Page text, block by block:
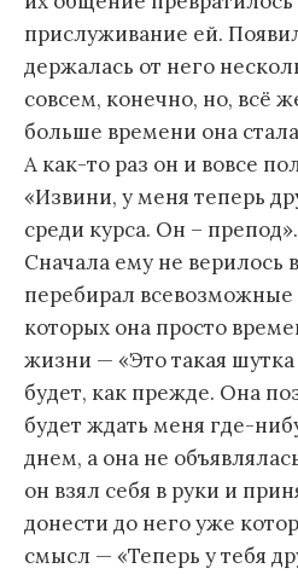
прислуживание ей.
держалась от него
совсем, конечно, но, всё
больше времени она
А как-то раз он и вовсе
«Извини, у меня теперь
среди курса. Он – препод».
Сначала ему не
перебирал всевозможные
которых она просто
жизни — «Это такая шутка
будет, как прежде. Она
будет ждать меня где-
днем, а она не
он взял себя в руки и
донести до него уже
смысл — «Теперь у тебя